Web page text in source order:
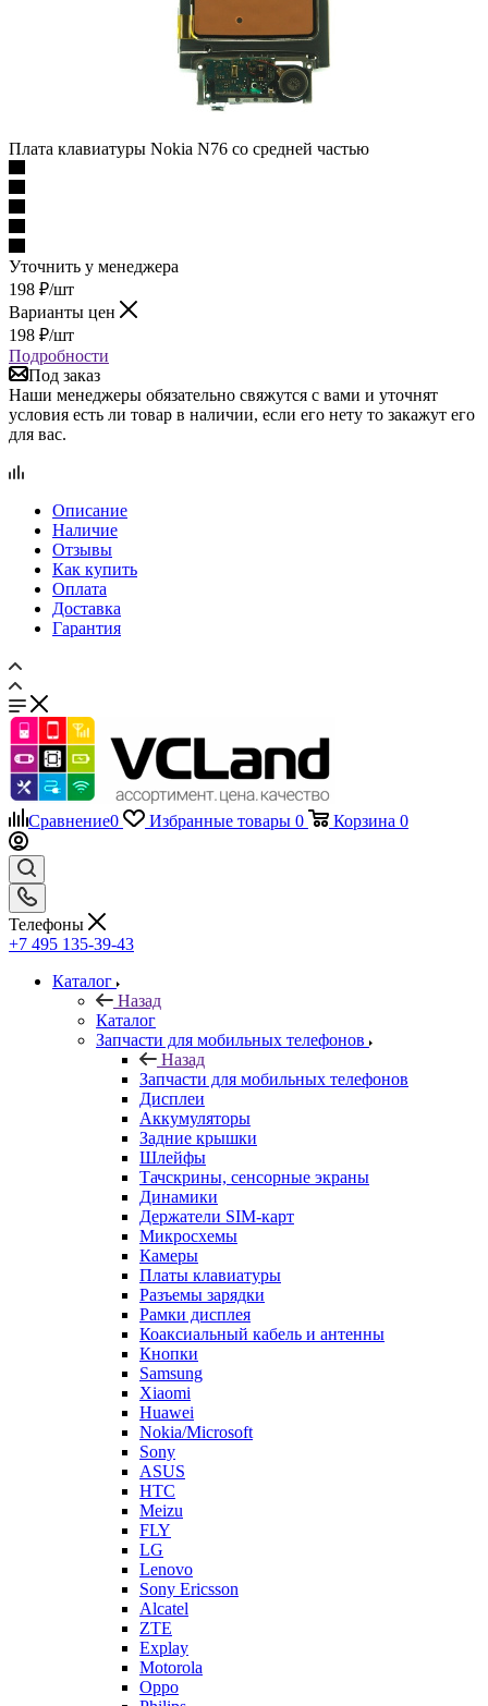
Плата клавиатуры Nokia N76 со средней частью
Уточнить у менеджера
198 ₽/шт
Варианты цен
198 ₽/шт
Подробности
Под заказ
Наши менеджеры обязательно свяжутся с вами и уточнят
условия есть ли товар в наличии, если его нету то закажут его
для вас.
Описание
Наличие
Отзывы
Как купить
Оплата
Доставка
Гарантия
Сравнение0 Избранные товары 0 Корзина 0
Телефоны
+7 495 135-39-43
Каталог
Назад
Каталог
Запчасти для мобильных телефонов
Назад
Запчасти для мобильных телефонов
Дисплеи
Аккумуляторы
Задние крышки
Шлейфы
Тачскрины, сенсорные экраны
Динамики
Держатели SIM-карт
Микросхемы
Камеры
Платы клавиатуры
Разъемы зарядки
Рамки дисплея
Коаксиальный кабель и антенны
Кнопки
Samsung
Xiaomi
Huawei
Nokia/Microsoft
Sony
ASUS
HTC
Meizu
FLY
LG
Lenovo
Sony Ericsson
Alcatel
ZTE
Explay
Motorola
Oppo